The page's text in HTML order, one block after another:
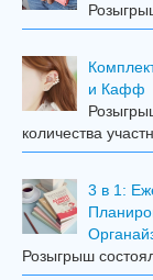
и Кафф
количества
3 в 1:
Розыгрыш